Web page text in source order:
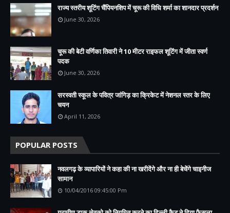
राज्य स्तरीय शूटिंग चैंपियनशिप में चूरू की विधि शर्मा का शानदार प्रदर्शन
June 30, 2026
चूरू की बेटी वर्णिका तिवारी ने 10 मीटर राइफल शूटिंग में जीता स्वर्ण
पदक
June 30, 2026
सरस्वती स्कूल के पवित्र जांगिड़ का क्रिकेट में नेशनल स्तर के लिए
चयन
April 11, 2026
POPULAR POSTS
नवलगढ़ के व्यापारियों ने कहा की ना खरीदेंगे और ना ही बेचेंगे चाइनीज
सामान
10/04/2016 09:45:00 Pm